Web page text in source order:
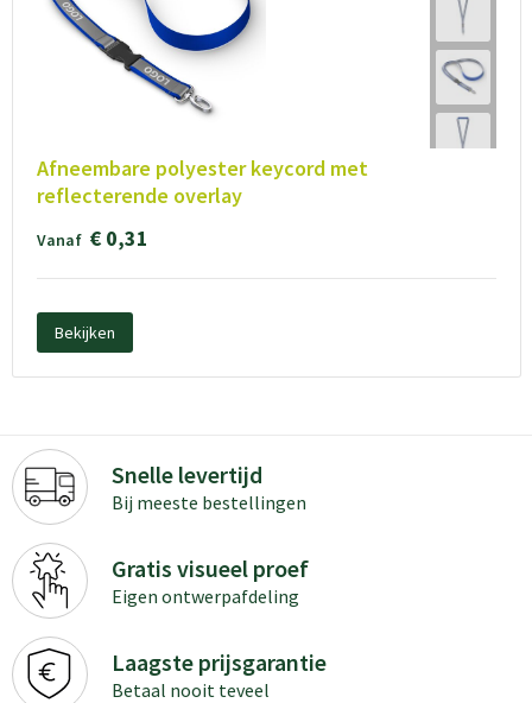
Afneembare polyester keycord met
reflecterende overlay
Vanaf € 0,31
Bekijken
Snelle levertijd
Bij meeste bestellingen
Gratis visueel proef
Eigen ontwerpafdeling
Laagste prijsgarantie
Betaal nooit teveel